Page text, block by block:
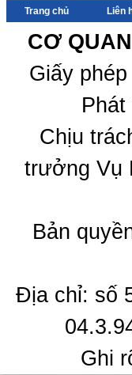
Trang chủ Liên
CƠ
Giấy
Chịu
trưởng Vụ
Bản
Địa chỉ: số
Ghi